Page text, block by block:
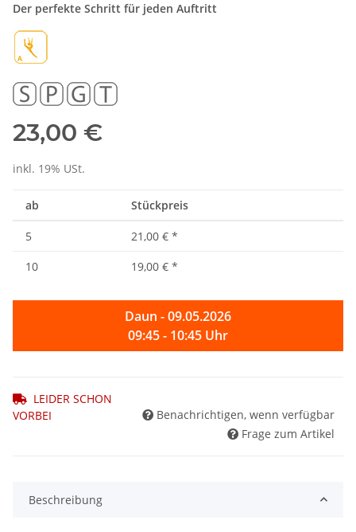
Der perfekte Schritt für jeden Auftritt
23,00 €
inkl. 19% USt.
ab Stückpreis
5 21,00 € *
10
19,00 € *
Daun - 09.05.2026
09:45 - 10:45 Uhr
LEIDER SCHON
VORBEI
Benachrichtigen, wenn verfügbar
Frage zum Artikel
Beschreibung